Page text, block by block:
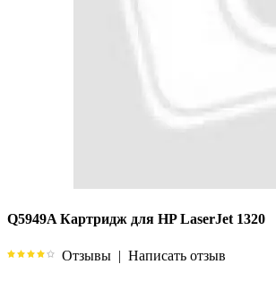
Q5949A Картридж для HP LaserJet 1320
Отзывы | Написать отзыв